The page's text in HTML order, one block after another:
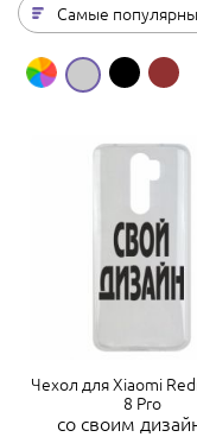
Самые
Чехол для Xiaomi
8 Pro
со своим